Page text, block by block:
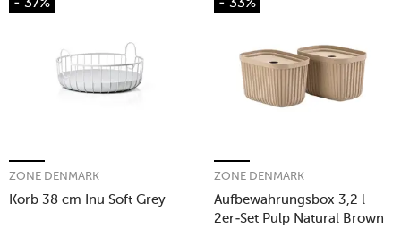
Korb 38 cm Inu Soft Grey
ZONE DENMARK
Aufbewahrungsbox 3,2 l
2er-Set Pulp Natural Brown
ZONE DENMARK